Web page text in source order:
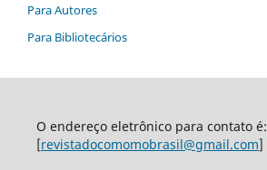
Para Autores
Para Bibliotecários
O endereço eletrônico para contato é:
[revistadocomomobrasil@gmail.com]